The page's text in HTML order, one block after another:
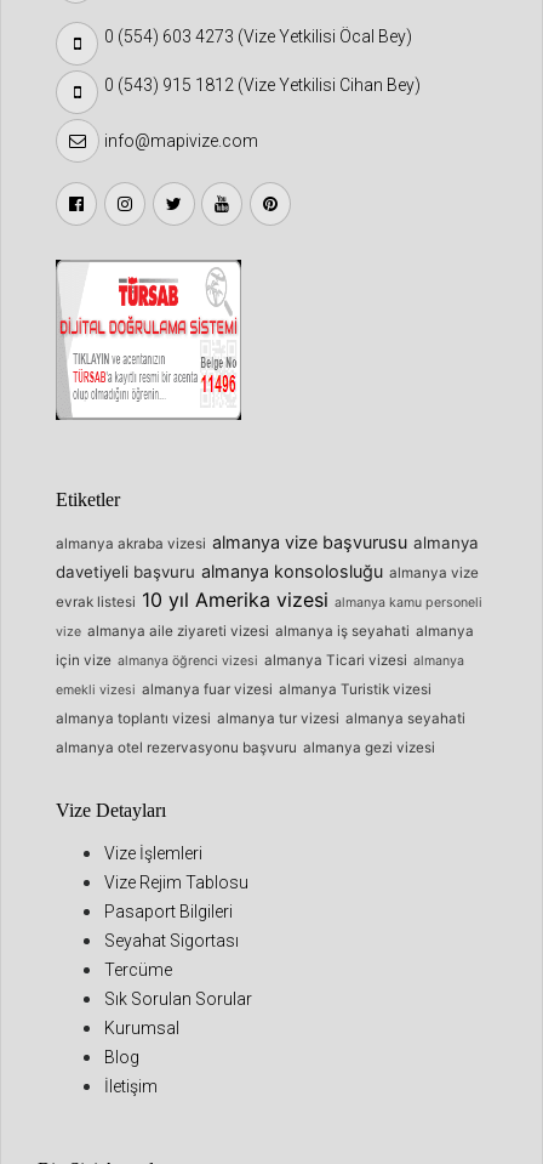
0 (554) 603 4273 (Vize Yetkilisi Öcal Bey)
0 (543) 915 1812 (Vize Yetkilisi Cihan Bey)
info@mapivize.com
Etiketler
almanya akraba vizesi almanya vize başvurusu almanya
davetiyeli başvuru almanya konsolosluğu almanya vize
evrak listesi 10 yıl Amerika vizesi almanya kamu personeli
vize almanya aile ziyareti vizesi almanya iş seyahati almanya
için vize almanya öğrenci vizesi almanya Ticari vizesi almanya
emekli vizesi almanya fuar vizesi almanya Turistik vizesi
almanya toplantı vizesi almanya tur vizesi almanya seyahati
almanya otel rezervasyonu başvuru almanya gezi vizesi
Vize Detayları
Vize İşlemleri
Vize Rejim Tablosu
Pasaport Bilgileri
Seyahat Sigortası
Tercüme
Sık Sorulan Sorular
Kurumsal
Blog
İletişim